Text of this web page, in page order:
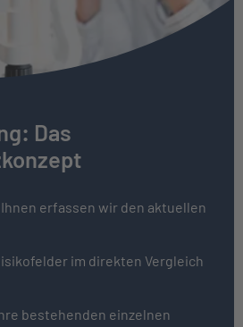
Das
erfassen wir den aktuellen
im direkten Vergleich
bestehenden einzelnen